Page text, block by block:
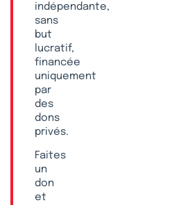
indépendante,
sans
but
lucratif,
financée
uniquement
par
des
dons
privés.
Faites
un
don
et